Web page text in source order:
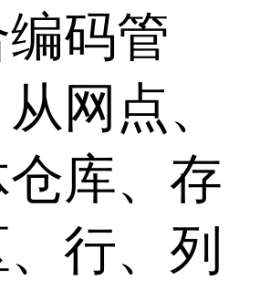
码管
网点、
库、存
行、列